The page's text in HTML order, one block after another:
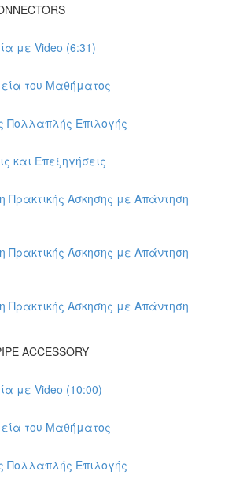
με Video (6:31)
του Μαθήματος
Πολλαπλής Επιλογής
και Επεξηγήσεις
Πρακτικής Άσκησης με Απάντηση
Πρακτικής Άσκησης με Απάντηση
Πρακτικής Άσκησης με Απάντηση
ACCESSORY
με Video (10:00)
του Μαθήματος
Πολλαπλής Επιλογής